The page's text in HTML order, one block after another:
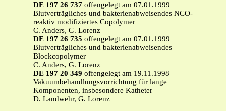
DE 197 26 737 offengelegt am 07.01.1999
Blutverträgliches und bakterienabweisendes NCO-
reaktiv modifiziertes Copolymer
C. Anders, G. Lorenz
DE 197 26 735 offengelegt am 07.01.1999
Blutverträgliches und bakterienabweisendes
Blockcopolymer
C. Anders, G. Lorenz
DE 197 20 349 offengelegt am 19.11.1998
Vakuumbehandlungsvorrichtung für lange
Komponenten, insbesondere Katheter
D. Landwehr, G. Lorenz